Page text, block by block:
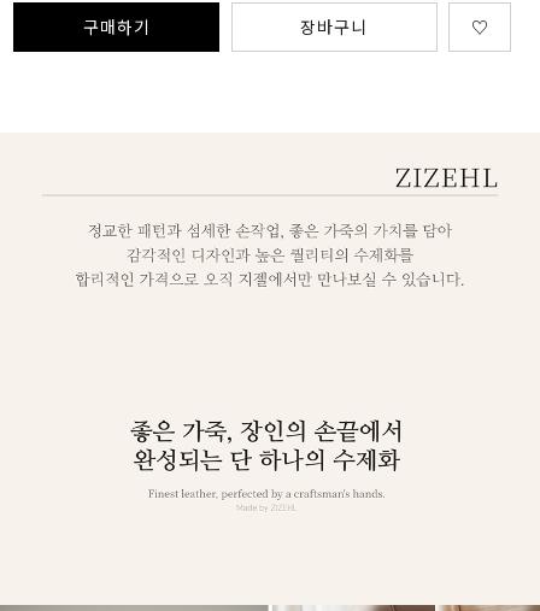
구매하기 장바구니 ♡